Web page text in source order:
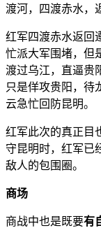
渡河，四渡赤水，
红军四渡赤水返回
忙派大军围堵，但
渡过乌江，直逼贵
只是佯攻贵阳，待
云急忙回防昆明。
红军此次的真正目
守昆明时，红军已
敌人的包围圈。
商场
商战中也是既要有